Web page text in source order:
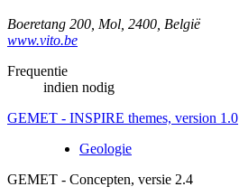
Boeretang 200 Mol 2400 België
www.vito.be
Frequentie
indien nodig
GEMET - INSPIRE themes, version 1.0
Geologie
GEMET - Concepten, versie 2.4